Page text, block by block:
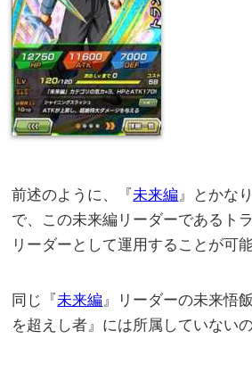
前述のように、『未来編』とかな
で、この未来編リーダーであるト
リーダーとして運用することが可能
同じ『未来編』リーダーの未来悟
を超えし者』には所属していない